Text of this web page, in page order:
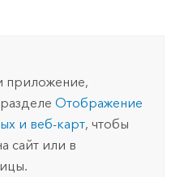
приложение,
Отображение
и веб-карт, чтобы
сайт или в